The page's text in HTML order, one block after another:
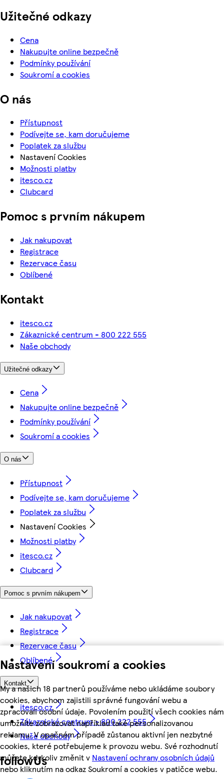
Nastavení soukromí a cookies
My a našich 18 partnerů používáme nebo ukládáme soubory
cookies, abychom zajistili správné fungování webu a
zpracovali osobní údaje. Povolením použití všech cookies nám
umožníte zobrazovat například také personalizovanou
reklamu. V opačném případě zůstanou aktivní jen nezbytné
cookies, které potřebujeme k provozu webu. Své rozhodnutí
můžete kdykoliv změnit v Nastavení ochrany osobních údajů
nebo kliknutím na odkaz Soukromí a cookies v patičce webu.
Užitečné odkazy
Cena
Nakupujte online bezpečně
Podmínky používání
Soukromí a cookies
O nás
Přístupnost
Podívejte se, kam doručujeme
Poplatek za službu
Nastavení Cookies
Možnosti platby
itesco.cz
Clubcard
Pomoc s prvním nákupem
Jak nakupovat
Registrace
Rezervace času
Oblíbené
Kontakt
itesco.cz
Zákaznické centrum - 800 222 555
Naše obchody
Užitečné odkazy
Cena
Nakupujte online bezpečně
Podmínky používání
Soukromí a cookies
O nás
Přístupnost
Podívejte se, kam doručujeme
Poplatek za službu
Nastavení Cookies
Možnosti platby
itesco.cz
Clubcard
Pomoc s prvním nákupem
Jak nakupovat
Registrace
Rezervace času
Oblíbené
Kontakt
itesco.cz
Zákaznické centrum - 800 222 555
Naše obchody
followUs